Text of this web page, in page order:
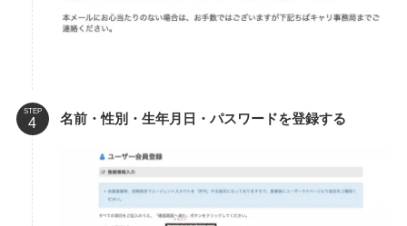
STEP 名前・性別・生年月日・パスワードを登録する